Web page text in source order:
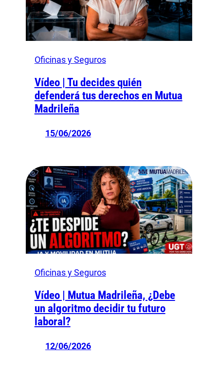
Oficinas y Seguros
Vídeo | Tu decides quién
defenderá tus derechos en Mutua
Madrileña
15/06/2026
Oficinas y Seguros
Vídeo | Mutua Madrileña, ¿Debe
un algoritmo decidir tu futuro
laboral?
12/06/2026